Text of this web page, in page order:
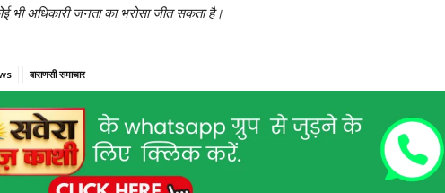
भी अधिकारी जनता का भरोसा जीत सकता है।
वाराणसी समाचार